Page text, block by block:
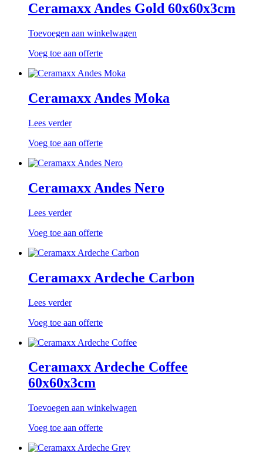
Ceramaxx Andes Gold 60x60x3cm
Toevoegen aan winkelwagen
Voeg toe aan offerte
Ceramaxx Andes Moka
Lees verder
Voeg toe aan offerte
Ceramaxx Andes Nero
Lees verder
Voeg toe aan offerte
Ceramaxx Ardeche Carbon
Lees verder
Voeg toe aan offerte
Ceramaxx Ardeche Coffee
60x60x3cm
Toevoegen aan winkelwagen
Voeg toe aan offerte